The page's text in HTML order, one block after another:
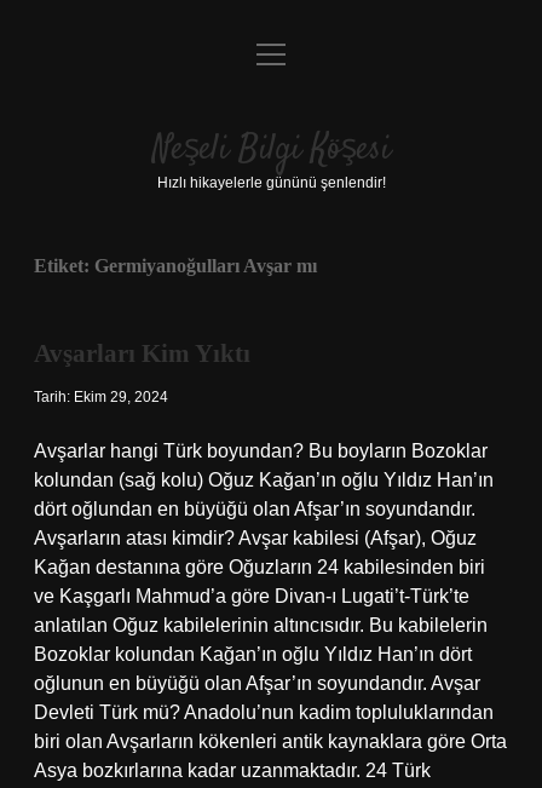
Anasayfa
Yasal Uyarı
menüyü
Neşeli Bilgi Köşesi
Hızlı hikayelerle gününü şenlendir!
Etiket: Germiyanoğulları Avşar mı
Avşarları Kim Yıktı
Tarih: Ekim 29, 2024
Avşarlar hangi Türk boyundan? Bu boyların Bozoklar
kolundan (sağ kolu) Oğuz Kağan’ın oğlu Yıldız Han’ın
dört oğlundan en büyüğü olan Afşar’ın soyundandır.
Avşarların atası kimdir? Avşar kabilesi (Afşar), Oğuz
Kağan destanına göre Oğuzların 24 kabilesinden biri
ve Kaşgarlı Mahmud’a göre Divan-ı Lugati’t-Türk’te
anlatılan Oğuz kabilelerinin altıncısıdır. Bu kabilelerin
Bozoklar kolundan Kağan’ın oğlu Yıldız Han’ın dört
oğlunun en büyüğü olan Afşar’ın soyundandır. Avşar
Devleti Türk mü? Anadolu’nun kadim topluluklarından
biri olan Avşarların kökenleri antik kaynaklara göre Orta
Asya bozkırlarına kadar uzanmaktadır. 24 Türk